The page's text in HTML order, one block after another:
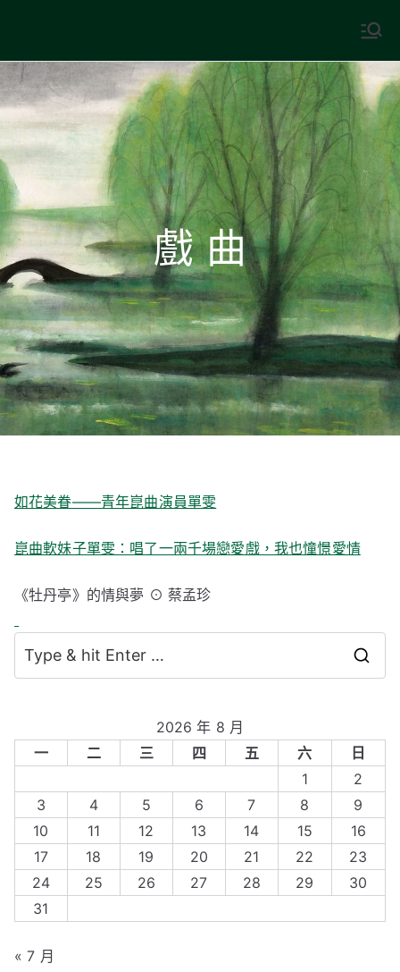
content
中國古典文學
戲 曲
如花美眷——青年崑曲演員單雯
崑曲軟妹子單雯：唱了一兩千場戀愛戲，我也憧憬愛情
《牡丹亭》的情與夢 ⊙ 蔡孟珍
r
c
h
f
o
r
:
2026 年 8 月
一
二 三 四 五 六
日
1
2
3
4 5 6 7 8
9
10
11 12 13 14 15
16
17
18 19 20 21 22
23
24
25 26 27 28 29
30
31
« 7 月